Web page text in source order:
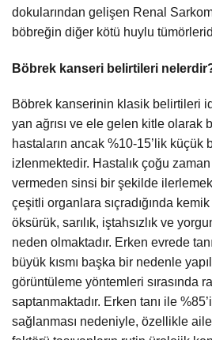
dokularından gelişen Renal
böbreğin diğer kötü huylu
Böbrek kanseri belirtileri
Böbrek kanserinin klasik belirtileri
yan ağrısı ve ele gelen kitle olarak
hastaların ancak %10-15’lik küçük
izlenmektedir. Hastalık çoğu
vermeden sinsi bir şekilde
çeşitli organlara sıçradığında kemik
öksürük, sarılık, iştahsızlık ve
neden olmaktadır. Erken evrede
büyük kısmı başka bir nedenle
görüntüleme yöntemleri sırasında
saptanmaktadır. Erken tanı ile
sağlanması nedeniyle, özellikle